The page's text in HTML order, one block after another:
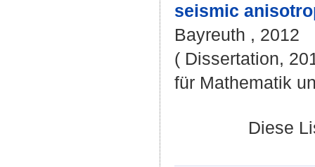
seismic
Bayreuth , 2012
( Dissertation,
für Mathematik
Diese